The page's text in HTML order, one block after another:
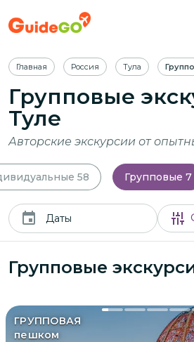
Главная Россия Тула
Групповые
Туле
Авторские экскурсии от
58 Групповые 7
Даты
Групповые
ГРУППОВАЯ
пешком